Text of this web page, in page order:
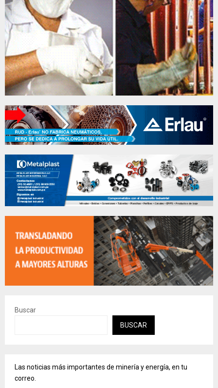
Buscar
BUSCAR
Las noticias más importantes de minería y energía, en tu
correo.